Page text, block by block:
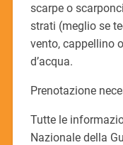
scarpe o
strati (meglio se
vento, cappellino
d’acqua.
Prenotazione
Tutte le
Nazionale della